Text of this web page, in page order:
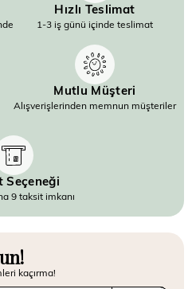
Hızlı Teslimat
1-3 iş günü içinde teslimat
Mutlu Müşteri
Alışverişlerinden memnun müşteriler
Seçeneği
9 taksit imkanı
kaçırma!